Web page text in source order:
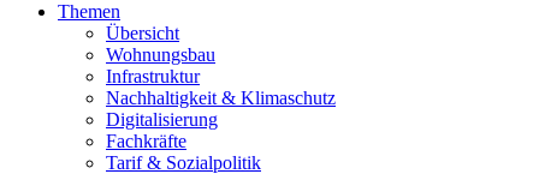
Themen
Übersicht
Wohnungsbau
Infrastruktur
Nachhaltigkeit & Klimaschutz
Digitalisierung
Fachkräfte
Tarif & Sozialpolitik